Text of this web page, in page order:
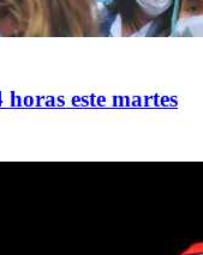
este martes